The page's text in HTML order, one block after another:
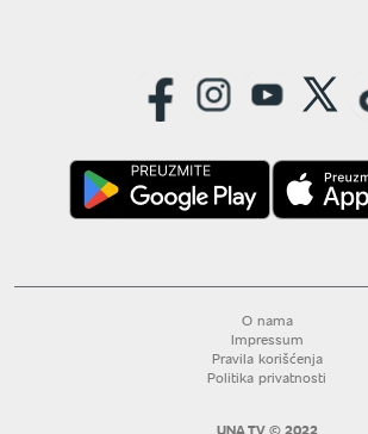
O nama
Impressum
Pravila korišćenja
Politika privatnosti
UNA TV © 2022